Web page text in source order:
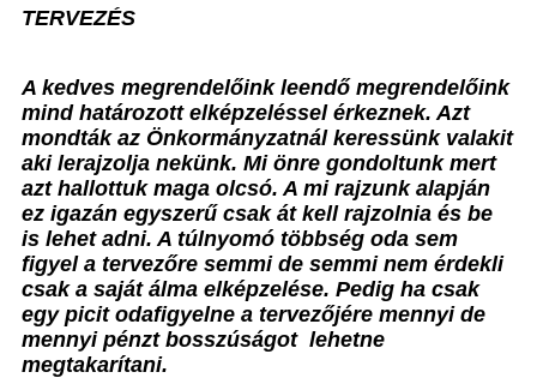
TERVEZÉS
A kedves megrendelőink leendő megrendelőink
mind határozott elképzeléssel érkeznek. Azt
mondták az Önkormányzatnál keressünk valakit
aki lerajzolja nekünk. Mi önre gondoltunk mert
azt hallottuk maga olcsó. A mi rajzunk alapján
ez igazán egyszerű csak át kell rajzolnia és be
is lehet adni. A túlnyomó többség oda sem
figyel a tervezőre semmi de semmi nem érdekli
csak a saját álma elképzelése. Pedig ha csak
egy picit odafigyelne a tervezőjére mennyi de
mennyi pénzt bosszúságot lehetne
megtakarítani.